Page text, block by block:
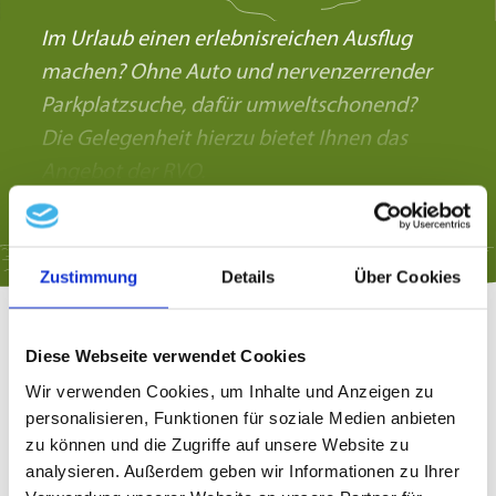
Zustimmung Details Über Cookies
Diese Webseite verwendet Cookies
Wir verwenden Cookies, um Inhalte und Anzeigen zu
personalisieren, Funktionen für soziale Medien anbieten
zu können und die Zugriffe auf unsere Website zu
analysieren. Außerdem geben wir Informationen zu Ihrer
Im Urlaub einen erlebnisreichen Ausflug
machen? Ohne Auto und nervenzerrender
Parkplatzsuche, dafür umweltschonend?
Die Gelegenheit hierzu bietet Ihnen das
mehr lesen
Unterwegs mit dem RVO Bus